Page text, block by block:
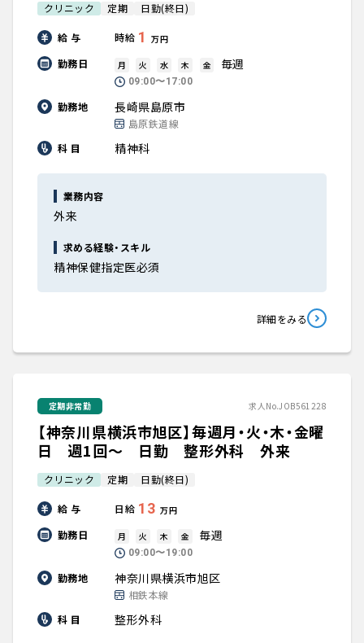
クリニック 定期 日勤(終日)
給 与 時給 1 万円
勤務日 月 火 水 木 金 毎週
09:00〜17:00
勤務地 長崎県島原市
島原鉄道線
科 目
精神科
業務内容
外来
求める経験・スキル
精神保健指定医必須
詳細をみる
定期非常勤 求人No.JOB561228
【神奈川県横浜市旭区】毎週月・火・木・金曜
日 週1回～ 日勤 整形外科 外来
クリニック 定期 日勤(終日)
給 与 日給 13 万円
勤務日 月 火 木 金 毎週
09:00〜19:00
勤務地 神奈川県横浜市旭区
相鉄本線
科 目
整形外科